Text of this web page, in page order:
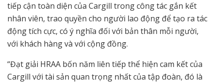
tiếp cận toàn diện của Cargill trong công tác gắn kết
nhân viên, trao quyền cho người lao động để tạo ra tác
động tích cực, có ý nghĩa đối với bản thân mỗi người,
với khách hàng và với cộng đồng.
“Đạt giải HRAA bốn năm liên tiếp thể hiện cam kết của
Cargill với tài sản quan trọng nhất của tập đoàn, đó là